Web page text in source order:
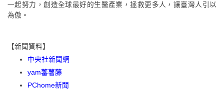
一起努力，創造全球最好的生醫產業，拯救更多人，讓臺灣人引以
為傲。
【新聞資料】
中央社新聞網
yam蕃薯藤
PChome新聞